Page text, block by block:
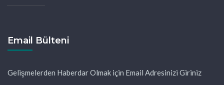
Email Bülteni
Gelişmelerden Haberdar Olmak için Email Adresinizi Giriniz